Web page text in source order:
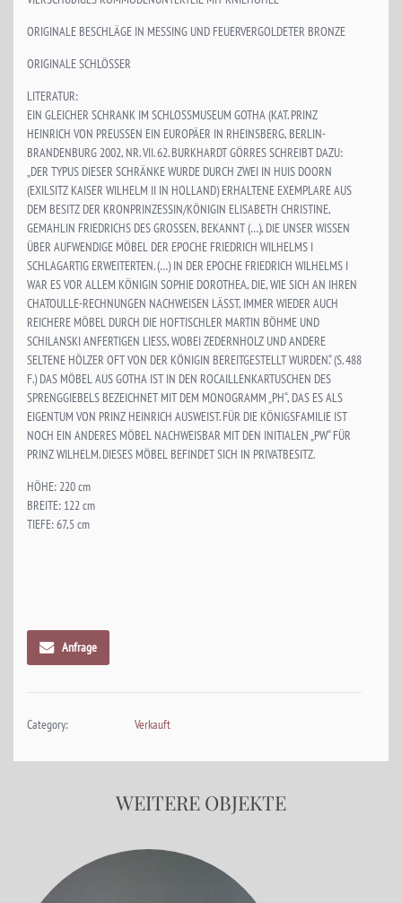
ORIGINALE BESCHLÄGE IN MESSING UND FEUERVERGOLDETER BRONZE
ORIGINALE SCHLÖSSER
LITERATUR:
EIN GLEICHER SCHRANK IM SCHLOSSMUSEUM GOTHA (KAT. PRINZ
HEINRICH VON PREUSSEN EIN EUROPÄER IN RHEINSBERG, BERLIN-
BRANDENBURG 2002, NR. VII. 62. BURKHARDT GÖRRES SCHREIBT DAZU:
„DER TYPUS DIESER SCHRÄNKE WURDE DURCH ZWEI IN HUIS DOORN
(EXILSITZ KAISER WILHELM II IN HOLLAND) ERHALTENE EXEMPLARE AUS
DEM BESITZ DER KRONPRINZESSIN/KÖNIGIN ELISABETH CHRISTINE,
GEMAHLIN FRIEDRICHS DES GROSSEN, BEKANNT (…), DIE UNSER WISSEN
ÜBER AUFWENDIGE MÖBEL DER EPOCHE FRIEDRICH WILHELMS I
SCHLAGARTIG ERWEITERTEN. (…) IN DER EPOCHE FRIEDRICH WILHELMS I
WAR ES VOR ALLEM KÖNIGIN SOPHIE DOROTHEA, DIE, WIE SICH AN IHREN
CHATOULLE-RECHNUNGEN NACHWEISEN LÄSST, IMMER WIEDER AUCH
REICHERE MÖBEL DURCH DIE HOFTISCHLER MARTIN BÖHME UND
SCHILANSKI ANFERTIGEN LIESS, WOBEI ZEDERNHOLZ UND ANDERE
SELTENE HÖLZER OFT VON DER KÖNIGIN BEREITGESTELLT WURDEN.“ (S. 488
F.) DAS MÖBEL AUS GOTHA IST IN DEN ROCAILLENKARTUSCHEN DES
SPRENGGIEBELS BEZEICHNET MIT DEM MONOGRAMM „PH“, DAS ES ALS
EIGENTUM VON PRINZ HEINRICH AUSWEIST. FÜR DIE KÖNIGSFAMILIE IST
NOCH EIN ANDERES MÖBEL NACHWEISBAR MIT DEN INITIALEN „PW“ FÜR
PRINZ WILHELM. DIESES MÖBEL BEFINDET SICH IN PRIVATBESITZ.
HÖHE: 220 cm
BREITE: 122 cm
TIEFE: 67,5 cm
Anfrage
Category: Verkauft
WEITERE OBJEKTE